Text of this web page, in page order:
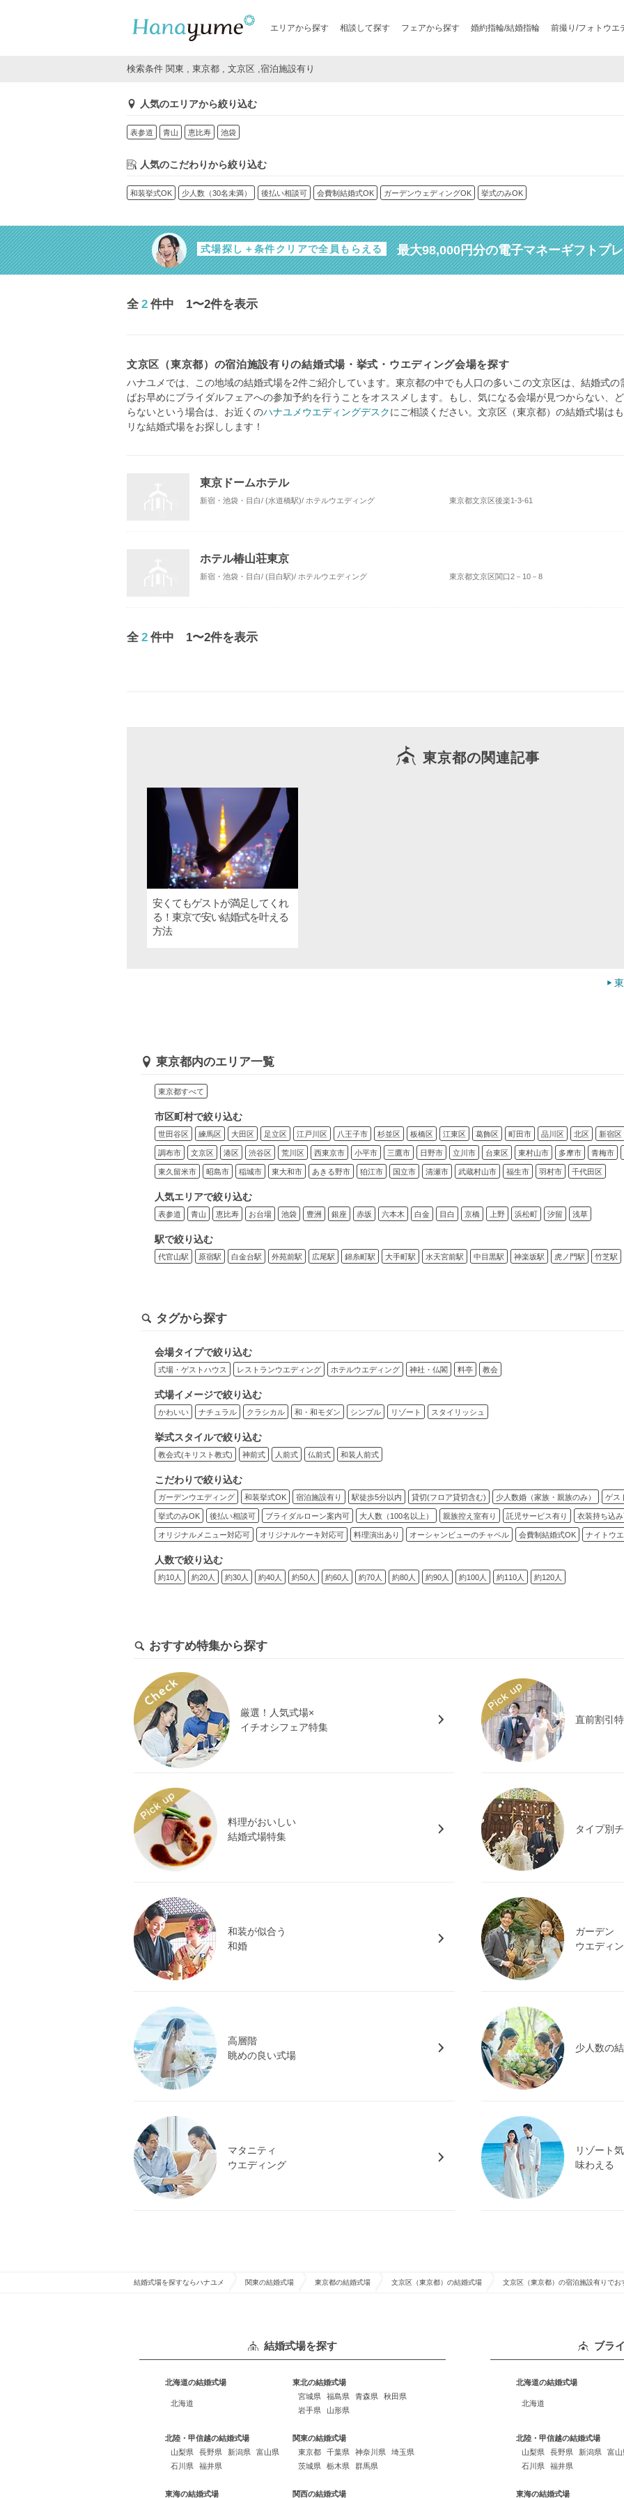
エリアから探す 相談して探す フェアから探す 婚約指輪/結婚指輪 前撮り/フォトウエ
検索条件 関東 , 東京都 , 文京区 ,宿泊施設有り
人気のエリアから絞り込む
表参道 青山 恵比寿 池袋
人気のこだわりから絞り込む
和装挙式OK 少人数（30名未満） 後払い相談可 会費制結婚式OK ガーデンウェディングOK 挙式のみOK
式場探し＋条件クリアで全員もらえる 最大98,000円分の電子マネーギフトプ
全 2 件中 1〜2件を表示
文京区（東京都）の宿泊施設有りの結婚式場・挙式・ウエディング会場を探す
ハナユメでは、この地域の結婚式場を2件ご紹介しています。東京都の中でも人口の多いこの文京区は、結婚式
ばお早めにブライダルフェアへの参加予約を行うことをオススメします。もし、気になる会場が見つからない、
らないという場合は、お近くのハナユメウエディングデスクにご相談ください。文京区（東京都）の結婚式場は
リな結婚式場をお探しします！
東京ドームホテル
新宿・池袋・目白/ (水道橋駅)/ ホテルウエディング 東京都文京区後楽1-3-61
ホテル椿山荘東京
新宿・池袋・目白/ (目白駅)/ ホテルウエディング 東京都文京区関口2－10－8
全 2 件中 1〜2件を表示
東京都の関連記事
安くてもゲストが満足してくれ
る！東京で安い結婚式を叶える
方法
東京都内のエリア一覧
東京都すべて
市区町村で絞り込む
世田谷区 練馬区 大田区 足立区 江戸川区 八王子市 杉並区 板橋区 江東区 葛飾区 町田市 品川区 北区 新宿区
調布市 文京区 港区 渋谷区 荒川区 西東京市 小平市 三鷹市 日野市 立川市 台東区 東村山市 多摩市 青梅市
東久留米市 昭島市 稲城市 東大和市 あきる野市 狛江市 国立市 清瀬市 武蔵村山市 福生市 羽村市 千代田区
人気エリアで絞り込む
表参道 青山 恵比寿 お台場 池袋 豊洲 銀座 赤坂 六本木 白金 目白 京橋 上野 浜松町 汐留 浅草
駅で絞り込む
代官山駅 原宿駅 白金台駅 外苑前駅 広尾駅 錦糸町駅 大手町駅 水天宮前駅 中目黒駅 神楽坂駅 虎ノ門駅 竹芝駅
タグから探す
会場タイプで絞り込む
式場・ゲストハウス レストランウエディング ホテルウエディング 神社・仏閣 料亭 教会
式場イメージで絞り込む
かわいい ナチュラル クラシカル 和・和モダン シンプル リゾート スタイリッシュ
挙式スタイルで絞り込む
教会式(キリスト教式) 神前式 人前式 仏前式 和装人前式
こだわりで絞り込む
ガーデンウエディング 和装挙式OK 宿泊施設有り 駅徒歩5分以内 貸切(フロア貸切含む) 少人数婚（家族・親族のみ） ゲス
挙式のみOK 後払い相談可 ブライダルローン案内可 大人数（100名以上） 親族控え室有り 託児サービス有り 衣装持ち込
オリジナルメニュー対応可 オリジナルケーキ対応可 料理演出あり オーシャンビューのチャペル 会費制結婚式OK ナイトウ
人数で絞り込む
約10人 約20人 約30人 約40人 約50人 約60人 約70人 約80人 約90人 約100人 約110人 約120人
おすすめ特集から探す
厳選！人気式場×
イチオシフェア特集
直前割引
料理がおいしい
結婚式場特集
タイプ別
和装が似合う
和婚
ガーデン
ウエディ
高層階
眺めの良い式場
少人数の
マタニティ
ウエディング
リゾート
味わえる
結婚式場を探すならハナユメ 関東の結婚式場 東京都の結婚式場 文京区（東京都）の結婚式場 文京区（東京都）の宿泊施設有りで
結婚式場を探す
北海道の結婚式場
北海道
東北の結婚式場
宮城県
福島県 青森県
秋田県
岩手県
山形県
北陸・甲信越の結婚式場
山梨県
長野県 新潟県
富山県
石川県
福井県
関東の結婚式場
東京都
千葉県 神奈川県
埼玉県
茨城県
栃木県 群馬県
東海の結婚式場 関西の結婚式場
ブラ
北海道の結婚式場
北海道
北陸・甲信越の結婚式場
山梨県
長野県 新潟県
富山
石川県
福井県
東海の結婚式場